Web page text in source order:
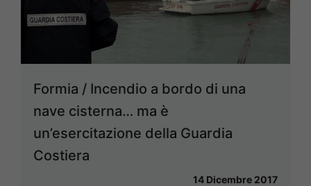
Formia / Incendio a bordo di una
nave cisterna… ma è
un’esercitazione della Guardia
Costiera
14 Dicembre 2017